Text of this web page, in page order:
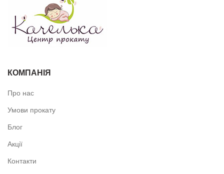
КОМПАНІЯ
Про нас
Умови прокату
Блог
Акції
Контакти